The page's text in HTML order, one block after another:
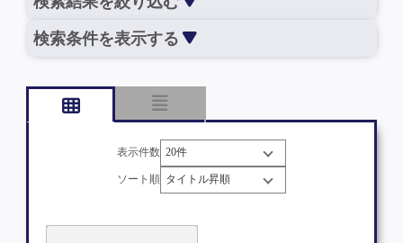
検索条件を表示する
表示件数
ソート順